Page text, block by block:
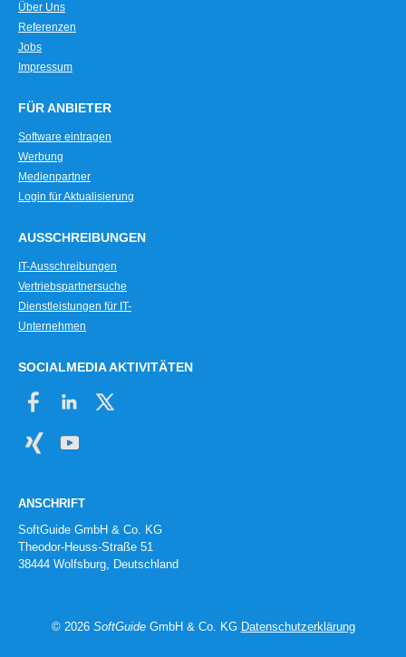
Über Uns
Referenzen
Jobs
Impressum
FÜR ANBIETER
Software eintragen
Werbung
Medienpartner
Login für Aktualisierung
AUSSCHREIBUNGEN
IT-Ausschreibungen
Vertriebspartnersuche
Dienstleistungen für IT-
Unternehmen
SOCIALMEDIA AKTIVITÄTEN
ANSCHRIFT
SoftGuide GmbH & Co. KG
Theodor-Heuss-Straße 51
38444 Wolfsburg, Deutschland
© 2026 SoftGuideGmbH & Co. KG Datenschutzerklärung